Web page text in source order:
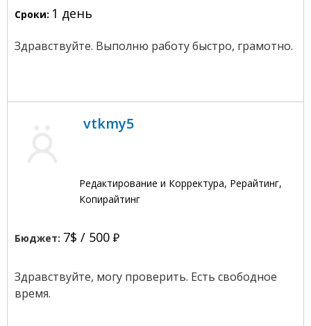
Сроки: 1 день
Здравствуйте. Выполню работу быстро, грамотно.
vtkmy5
Редактирование и Корректура, Рерайтинг,
Копирайтинг
Бюджет: 7$ / 500
Здравствуйте, могу проверить. Есть свободное
время.